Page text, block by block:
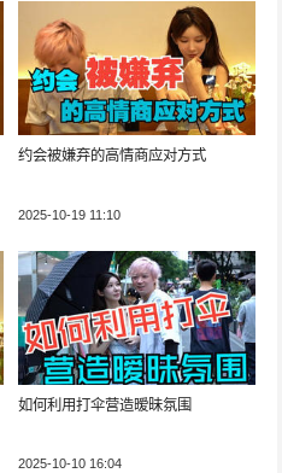
约会被嫌弃的高情商应对方式
2025-10-19 11:10
如何利用打伞营造暧昧氛围
2025-10-10 16:04